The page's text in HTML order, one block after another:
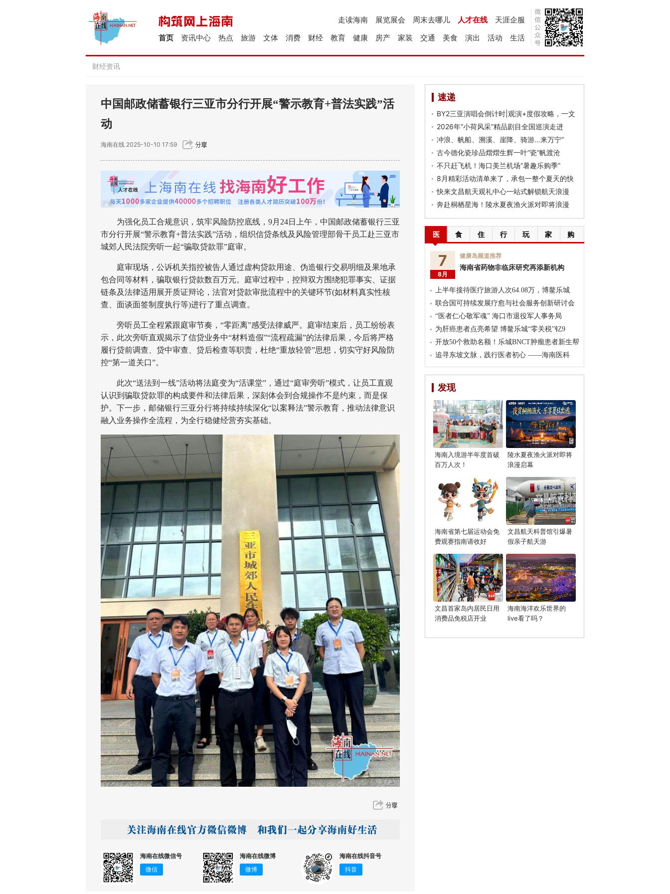
天涯企服
人才在线
周末去哪儿
展览展会
走读海南
生活
活动
演出
美食
交通
家装
房产
健康
教育
财经
消费
文体
旅游
热点
资讯中心
首页
财经资讯
中国邮政储蓄银行三亚市分行开展“警示教育+普法实践”活
动
海南在线 2025-10-10 17:59
为强化员工合规意识，筑牢风险防控底线，9月24日上午，中国邮政储蓄银行三亚
市分行开展“警示教育+普法实践”活动，组织信贷条线及风险管理部骨干员工赴三亚市
城郊人民法院旁听一起“骗取贷款罪”庭审。
庭审现场，公诉机关指控被告人通过虚构贷款用途、伪造银行交易明细及果地承
包合同等材料，骗取银行贷款数百万元。庭审过程中，控辩双方围绕犯罪事实、证据
链条及法律适用展开质证辩论，法官对贷款审批流程中的关键环节(如材料真实性核
查、面谈面签制度执行等)进行了重点调查。
旁听员工全程紧跟庭审节奏，“零距离”感受法律威严。庭审结束后，员工纷纷表
示，此次旁听直观揭示了信贷业务中“材料造假”“流程疏漏”的法律后果，今后将严格
履行贷前调查、贷中审查、贷后检查等职责，杜绝“重放轻管”思想，切实守好风险防
控“第一道关口”。
此次“送法到一线”活动将法庭变为“活课堂”，通过“庭审旁听”模式，让员工直观
认识到骗取贷款罪的构成要件和法律后果，深刻体会到合规操作不是约束，而是保
护。下一步，邮储银行三亚分行将持续持续深化“以案释法”警示教育，推动法律意识
融入业务操作全流程，为全行稳健经营夯实基础。
海南在线微信号
微信
海南在线微博
微博
海南在线抖音号
抖音
速递
BY2三亚演唱会倒计时|观演+度假攻略，一文
2026年“小荷风采”精品剧目全国巡演走进
冲浪、帆船、溯溪、崖降、骑游…来万宁“
古今德化瓷珍品熠熠生辉一叶“瓷”帆渡沧
不只赶飞机！海口美兰机场“暑趣乐购季”
8月精彩活动清单来了，承包一整个夏天的快
快来文昌航天观礼中心一站式解锁航天浪漫
奔赴桐栖星海！陵水夏夜渔火派对即将浪漫
医 食 住 行 玩 家 购
7
8月
健康岛频道推荐
海南省药物非临床研究再添新机构
上半年接待医疗旅游人次64.08万，博鳌乐城
联合国可持续发展疗愈与社会服务创新研讨会
“医者仁心敬军魂” 海口市退役军人事务局
为肝癌患者点亮希望 博鳌乐城“零关税”钇9
开放50个救助名额！乐城BNCT肿瘤患者新生帮
追寻东坡文脉，践行医者初心 ——海南医科
发现
海南入境游半年度首破
百万人次！
陵水夏夜渔火派对即将
浪漫启幕
海南省第七届运动会免
费观赛指南请收好
文昌航天科普馆引爆暑
假亲子航天游
文昌首家岛内居民日用
消费品免税店开业
海南海洋欢乐世界的
live看了吗？